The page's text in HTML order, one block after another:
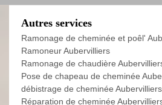
Autres services
Ramonage de cheminée et poêl'
Ramoneur Aubervilliers
Ramonage de chaudière
Pose de chapeau de cheminée
débistrage de cheminée Aubervilliers
Réparation de cheminée